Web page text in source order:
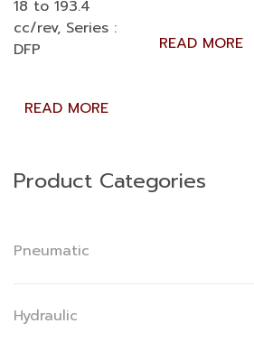
18 to 193.4
cc/rev, Series :
DFP
READ MORE
READ MORE
Product Categories
Pneumatic
Hydraulic